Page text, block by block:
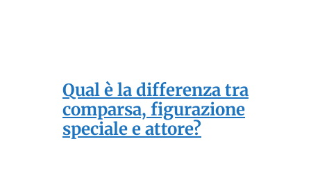
Qual è la differenza tra
comparsa, figurazione
speciale e attore?